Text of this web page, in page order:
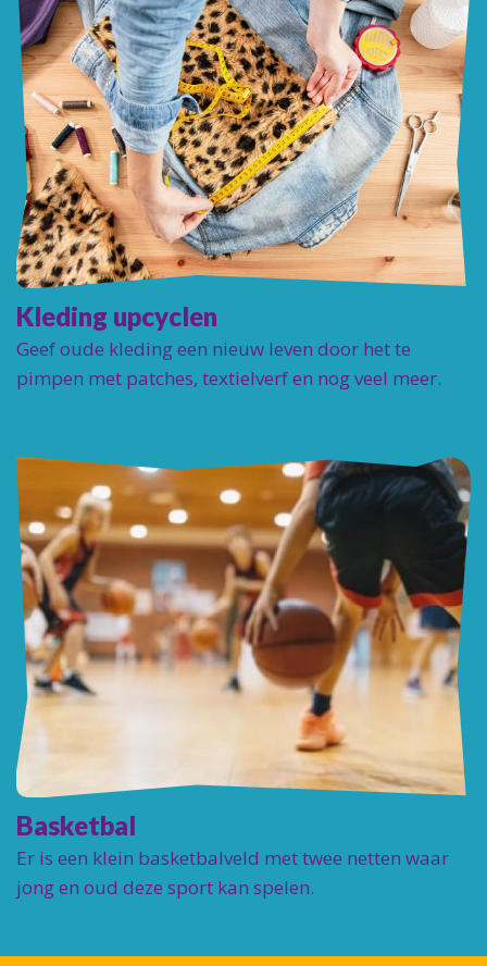
Kleding upcyclen
Geef oude kleding een nieuw leven door het te
pimpen met patches, textielverf en nog veel meer.
Basketbal
Er is een klein basketbalveld met twee netten waar
jong en oud deze sport kan spelen.